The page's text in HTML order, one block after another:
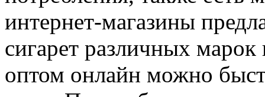
интернет-магазины
сигарет различных марок
оптом онлайн можно